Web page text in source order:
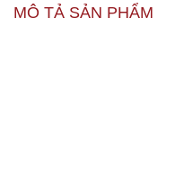
MÔ TẢ SẢN PHẨM